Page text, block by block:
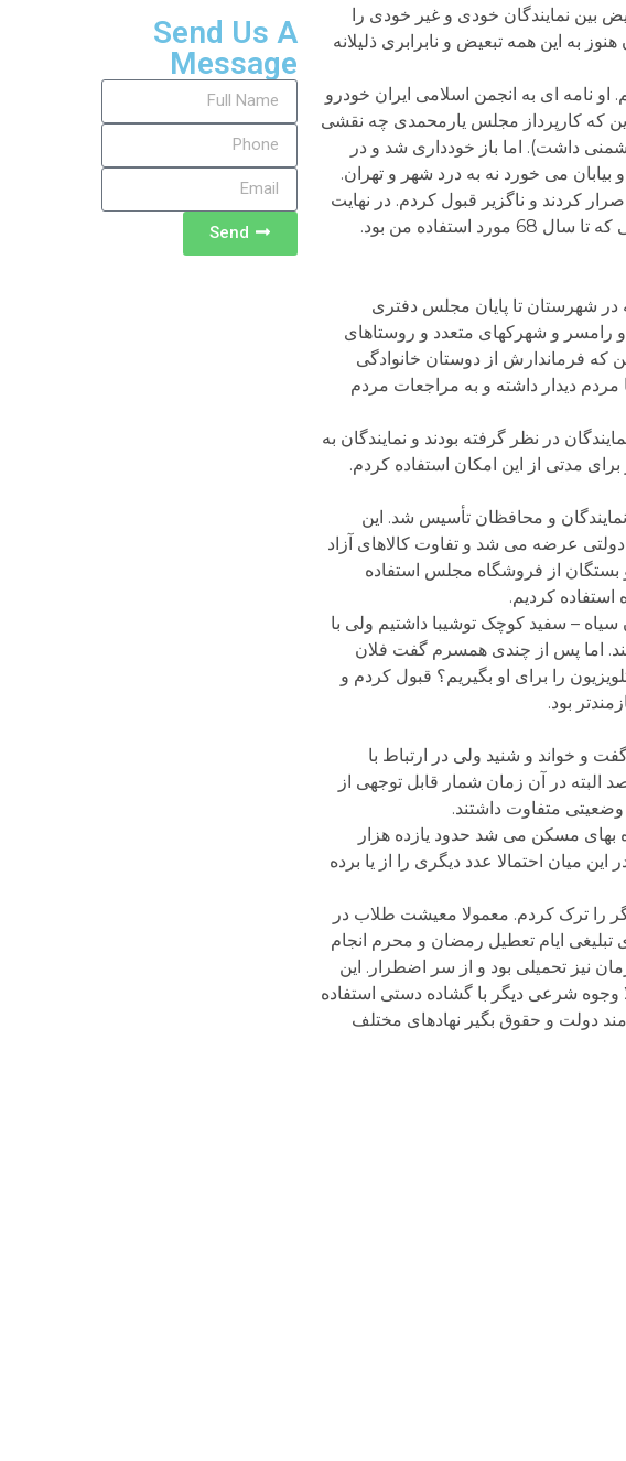
بین نمایندگان خودی و غیر خودی را
به این همه تبعیض و نابرابری ذلیلانه
نامه ای به انجمن اسلامی ایران خودرو
که کارپرداز مجلس یارمحمدی چه نقشی
داشت). اما باز خودداری شد و در
بیابان می خورد نه به درد شهر و تهران.
کردند و ناگزیر قبول کردم. در نهایت
پس از تحویل لاندرور آن و پیکان را فروخته و به جای آن دو یک تویوتای ژاپنی دست چندم خریدم؛ ماشینی که تا سال 68 مورد استفاده من بود.
در شهرستان تا پایان مجلس دفتری
و رامسر و شهرکهای متعدد و روستاهای
که فرماندارش از دوستان خانوادگی
مردم دیدار داشته و به مراجعات مردم
در نظر گرفته بودند و نمایندگان به
مدتی از این امکان استفاده کردم.
و محافظان تأسیس شد. این
عرضه می شد و تفاوت کالاهای آزاد
بستگان از فروشگاه مجلس استفاده
کردیم.
سیاه – سفید کوچک توشیبا داشتیم ولی با
اما پس از چندی همسرم گفت فلان
را برای او بگیریم؟ قبول کردم و
بود.
و خواند و شنید ولی در ارتباط با
البته در آن زمان شمار قابل توجهی از
وضعیتی متفاوت داشتند.
بهای مسکن می شد حدود یازده هزار
میان احتمالا عدد دیگری را از یا برده
را ترک کردم. معمولا معیشت طلاب در
ایام تعطیل رمضان و محرم انجام
نیز تحمیلی بود و از سر اضطرار. این
وجوه شرعی دیگر با گشاده دستی استفاده
دولت و حقوق بگیر نهادهای مختلف
Send Us A
Message
Send